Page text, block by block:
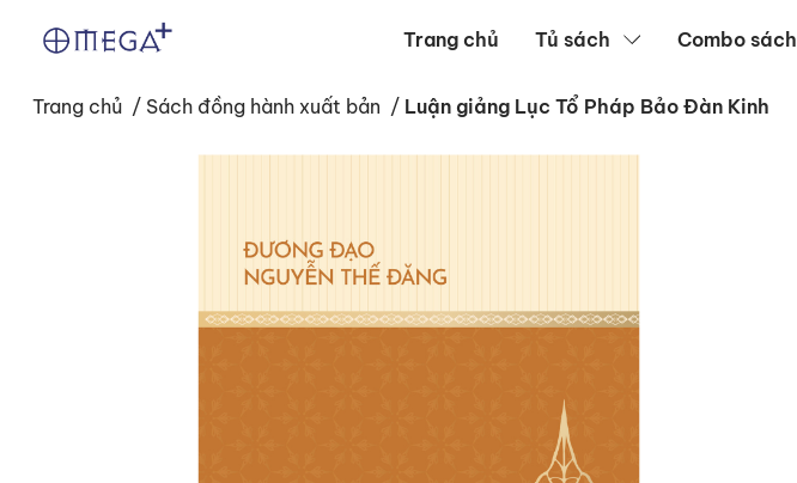
Trang chủ Tủ sách Combo sách
Trang chủ / Sách đồng hành xuất bản / Luận giảng Lục Tổ Pháp Bảo Đàn Kinh